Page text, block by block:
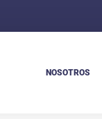
NOSOTROS